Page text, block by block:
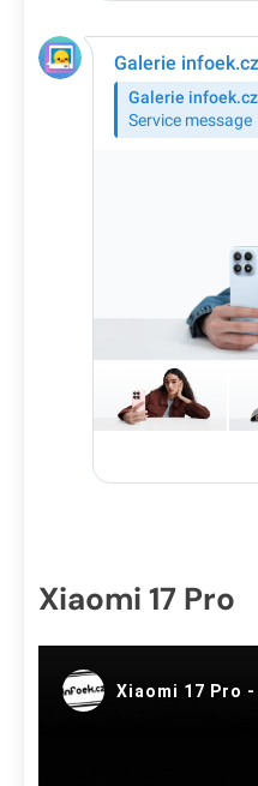
Xiaomi 17 Pro